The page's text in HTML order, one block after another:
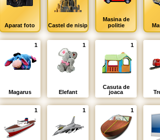
Aparat foto Castel de nisip
Masina de
politie
1
Magarus
1
Elefant
1
Casuta de
joaca
1 1 1